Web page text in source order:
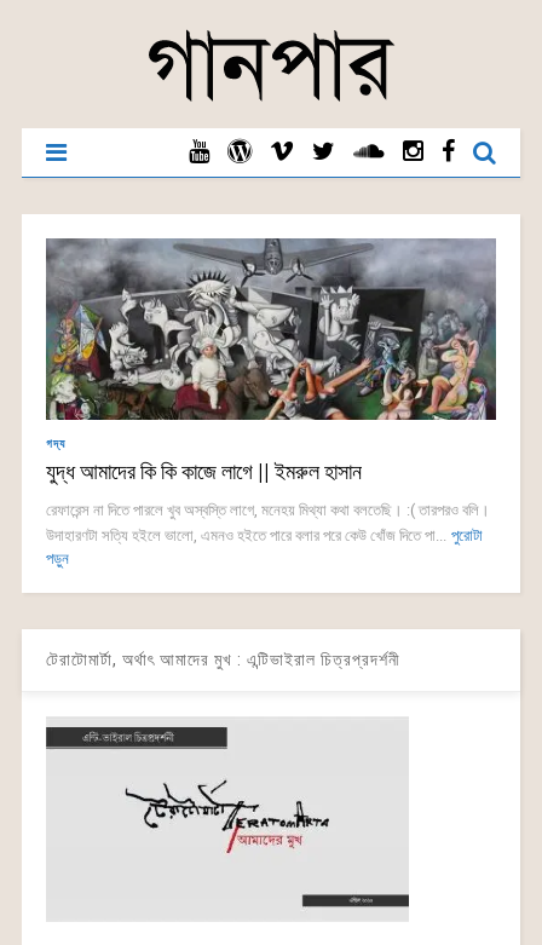
গদ্য
যুদ্ধ আমাদের কি কি কাজে লাগে || ইমরুল হাসান
রেফারেন্স না দিতে পারলে খুব অস্বস্তি লাগে, মনেহয় মিথ্যা কথা বলতেছি। :( তারপরও বলি।
উদাহারণটা সত্যি হইলে ভালো, এমনও হইতে পারে বলার পরে কেউ খোঁজ দিতে পা... পুরোটা
পড়ুন
টেরাটোমার্টা, অর্থাৎ আমাদের মুখ : এন্টিভাইরাল চিত্রপ্রদর্শনী